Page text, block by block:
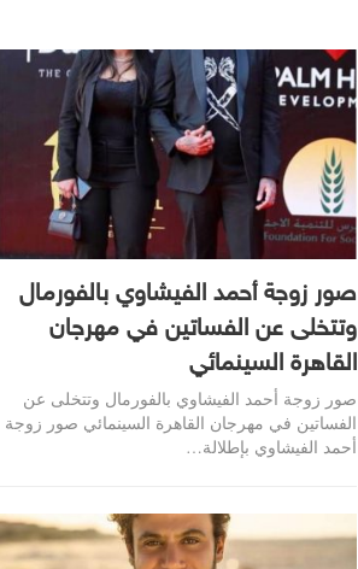
صور زوجة أحمد الفيشاوي بالفورمال
وتتخلى عن الفساتين في مهرجان
القاهرة السينمائي
صور زوجة أحمد الفيشاوي بالفورمال وتتخلى عن
الفساتين في مهرجان القاهرة السينمائي صور زوجة
أحمد الفيشاوي بإطلالة…